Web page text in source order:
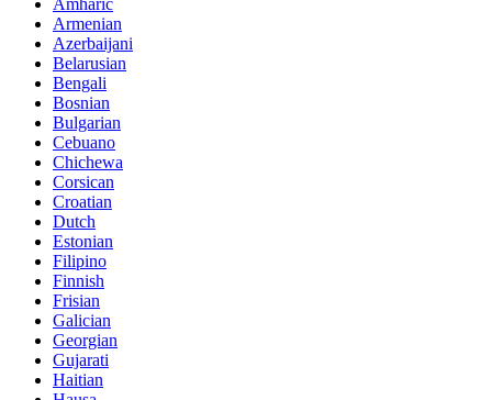
Amharic
Armenian
Azerbaijani
Belarusian
Bengali
Bosnian
Bulgarian
Cebuano
Chichewa
Corsican
Croatian
Dutch
Estonian
Filipino
Finnish
Frisian
Galician
Georgian
Gujarati
Haitian